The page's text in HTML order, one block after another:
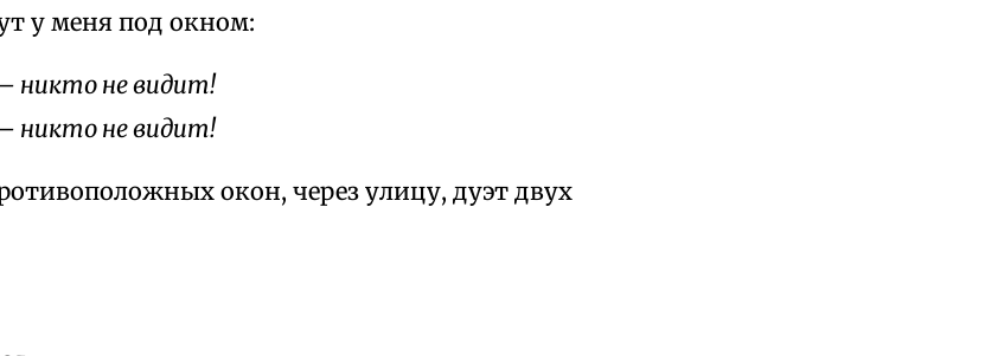
у меня под окном:
никто не видит!
никто не видит!
окон, через улицу, дуэт двух